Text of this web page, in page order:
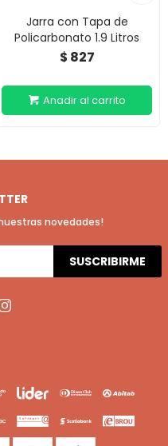
Jarra con Tapa de
Policarbonato 1.9 Litros
$ 827
novedades!
SUSCRIBIRME